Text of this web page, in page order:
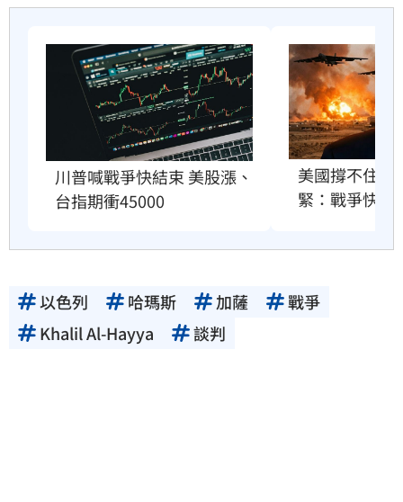
川普喊戰爭快結束 美股漲、
台指期衝45000
美國撐不住？
緊：戰爭快結
以色列 哈瑪斯 加薩
戰爭
Khalil Al-Hayya
談判